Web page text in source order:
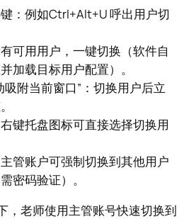
：例如Ctrl+Alt+U 呼出用户切
可用用户，一键切换（软件自
加载目标用户配置）。
吸附当前窗口”：切换用户后立
键托盘图标可直接选择切换用
管账户可强制切换到其他用户
密码验证）。
，老师使用主管账号快速切换到